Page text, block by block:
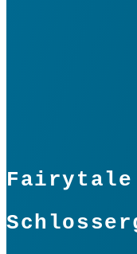
Fairytale